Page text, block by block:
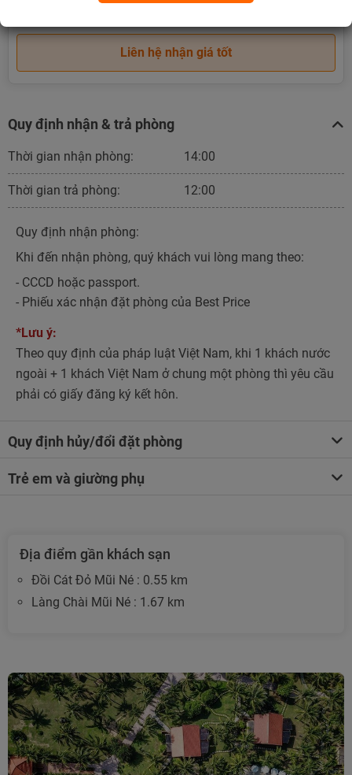
Liên hệ nhận giá tốt
Quy định nhận & trả phòng
Thời gian nhận phòng: 14:00
Thời gian trả phòng: 12:00
Quy định nhận phòng:
Khi đến nhận phòng, quý khách vui lòng mang theo:
- CCCD hoặc passport.
- Phiếu xác nhận đặt phòng của Best Price
*Lưu ý:
Theo quy định của pháp luật Việt Nam, khi 1 khách nước
ngoài + 1 khách Việt Nam ở chung một phòng thì yêu cầu
phải có giấy đăng ký kết hôn.
Quy định hủy/đổi đặt phòng
Trẻ em và giường phụ
Địa điểm gần khách sạn
Đồi Cát Đỏ Mũi Né : 0.55 km
Làng Chài Mũi Né : 1.67 km